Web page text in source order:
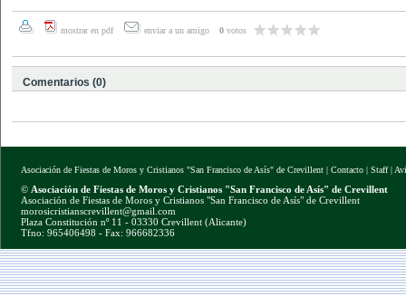
mostrar en pdf enviar a un amigo 0 votos
Comentarios (0)
Asociación de Fiestas de Moros y Cristianos "San Francisco de Asís" de Crevillent | Contacto | Staff|
© Asociación de Fiestas de Moros y Cristianos "San Francisco de Asís" de Crevillent
Asociación de Fiestas de Moros y Cristianos "San Francisco de Asís" de Crevillent
morosicristianscrevillent@gmail.com
Plaza Constitución nº 11 - 03330 Crevillent (Alicante)
Tfno: 965406498 - Fax: 966682336